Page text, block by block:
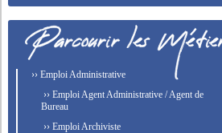
›› Emploi Administrative
›› Emploi Agent Administrative / Agent de
Bureau
›› Emploi Archiviste